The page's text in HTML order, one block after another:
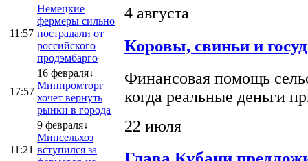
11:57
Немецкие
фермеры сильно
пострадали от
российского
продэмбарго
17:57
16 февраля↓
Минпромторг
хочет вернуть
рынки в города
11:21
9 февраля↓
Минсельхоз
вступился за
4 августа
Коровы, свиньи и
Финансовая помощь
когда реальные деньги
22 июля